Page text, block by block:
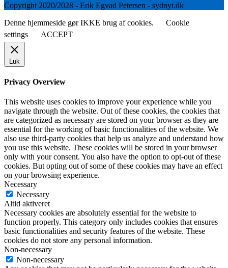
Copyright 2020/2028 - Erik Egvad Petersen - sydnyt.dk
Denne hjemmeside gør IKKE brug af cookies.
Cookie
settings
ACCEPT
Luk
Privacy Overview
This website uses cookies to improve your experience while you
navigate through the website. Out of these cookies, the cookies that
are categorized as necessary are stored on your browser as they are
essential for the working of basic functionalities of the website. We
also use third-party cookies that help us analyze and understand how
you use this website. These cookies will be stored in your browser
only with your consent. You also have the option to opt-out of these
cookies. But opting out of some of these cookies may have an effect
on your browsing experience.
Necessary
Necessary
Altid aktiveret
Necessary cookies are absolutely essential for the website to
function properly. This category only includes cookies that ensures
basic functionalities and security features of the website. These
cookies do not store any personal information.
Non-necessary
Non-necessary